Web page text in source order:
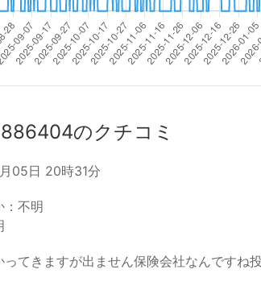
のクチコミ
05日 20時31分
：不明
ってきますが出ません保険会社なんですね